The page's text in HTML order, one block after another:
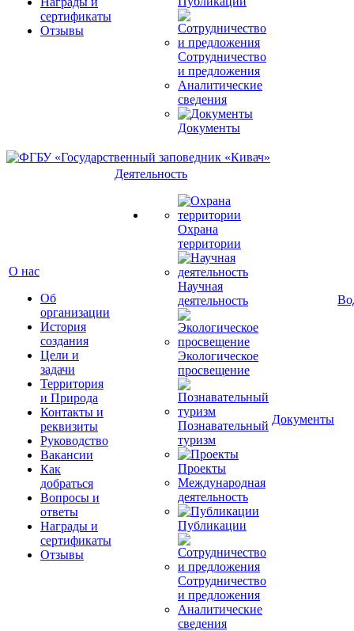
сертификаты
Отзывы
Сотрудничество
и предложения
Аналитические
сведения
Документы
О нас
Об
организации
История
создания
Цели и
задачи
Территория
и Природа
Контакты и
реквизиты
Руководство
Вакансии
Как
добраться
Вопросы и
ответы
Награды и
сертификаты
Отзывы
Деятельность
Охрана
территории
Научная
деятельность
Экологическое
просвещение
Познавательный
туризм
Проекты
Международная
деятельность
Публикации
Сотрудничество
и предложения
Аналитические
сведения
Документы